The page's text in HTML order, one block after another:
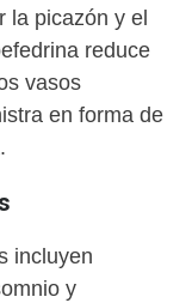
la picazón y el
reduce
vasos
en forma de
incluyen
y